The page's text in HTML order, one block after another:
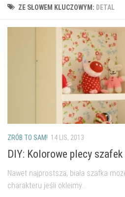
kuchnie
pokoje dziecięce
sypialnie
Domowe biuro
zakupy
zrób to sam!
wnętrze dnia
ZE SŁOWEM KLUCZOWYM: DETAL
ZRÓB TO SAM! 14 LIS, 2013
DIY: Kolorowe plecy szafek
Nawet najprostsza, biała szafka
charakteru jeśli okleimy...